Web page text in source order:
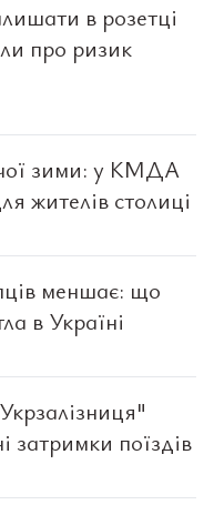
в розетці
про ризик
зими: у КМДА
жителів столиці
меншає: що
в Україні
затримки поїздів